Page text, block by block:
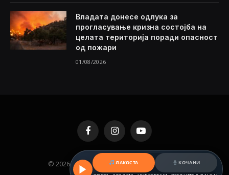
Владата донесе одлука за
прогласување кризна состојба на
целата територија поради опасност
од пожари
01/08/2026
FacebookInstagramYouTube
© 2026 KAMENICA.MK. Designed by MKNET.
ЛАКОСТА
КОЧАНИ